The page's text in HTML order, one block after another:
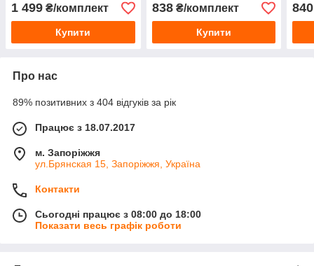
1 499 ₴/комплект
Купити
838₴/комплект
Купити
840
Про нас
89% позитивних з 404 відгуків за рік
Працює з 18.07.2017
м. Запоріжжя
ул.Брянская 15, Запоріжжя, Україна
Контакти
Сьогодні працює з 08:00 до 18:00
Показати весь графік роботи